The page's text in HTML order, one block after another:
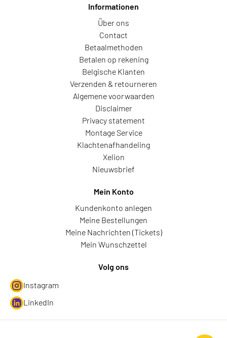
Informationen
Über ons
Contact
Betaalmethoden
Betalen op rekening
Belgische Klanten
Verzenden & retourneren
Algemene voorwaarden
Disclaimer
Privacy statement
Montage Service
Klachtenafhandeling
Xelion
Nieuwsbrief
Mein Konto
Kundenkonto anlegen
Meine Bestellungen
Meine Nachrichten (Tickets)
Mein Wunschzettel
Volg ons
Instagram
LinkedIn